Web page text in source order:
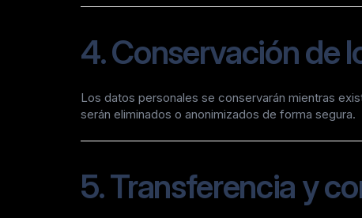
4. Conservación de
Los datos personales se conservarán mientras
serán eliminados o anonimizados de forma segura.
5. Transferencia y